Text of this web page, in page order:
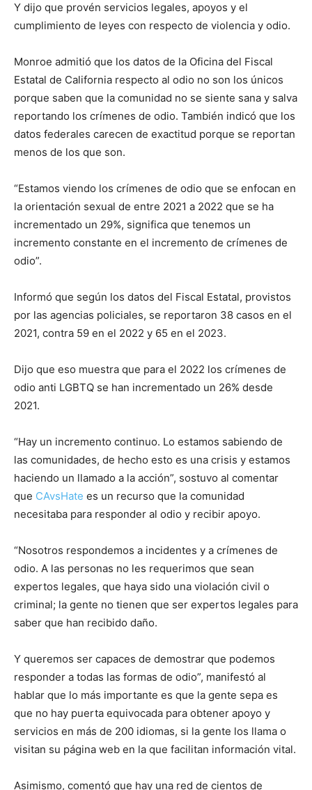
Y dijo que provén servicios legales, apoyos y el
cumplimiento de leyes con respecto de violencia y odio.
Monroe admitió que los datos de la Oficina del Fiscal
Estatal de California respecto al odio no son los únicos
porque saben que la comunidad no se siente sana y salva
reportando los crímenes de odio. También indicó que los
datos federales carecen de exactitud porque se reportan
menos de los que son.
“Estamos viendo los crímenes de odio que se enfocan en
la orientación sexual de entre 2021 a 2022 que se ha
incrementado un 29%, significa que tenemos un
incremento constante en el incremento de crímenes de
odio”.
Informó que según los datos del Fiscal Estatal, provistos
por las agencias policiales, se reportaron 38 casos en el
2021, contra 59 en el 2022 y 65 en el 2023.
Dijo que eso muestra que para el 2022 los crímenes de
odio anti LGBTQ se han incrementado un 26% desde
2021.
“Hay un incremento continuo. Lo estamos sabiendo de
las comunidades, de hecho esto es una crisis y estamos
haciendo un llamado a la acción”, sostuvo al comentar
que CAvsHate es un recurso que la comunidad
necesitaba para responder al odio y recibir apoyo.
“Nosotros respondemos a incidentes y a crímenes de
odio. A las personas no les requerimos que sean
expertos legales, que haya sido una violación civil o
criminal; la gente no tienen que ser expertos legales para
saber que han recibido daño.
Y queremos ser capaces de demostrar que podemos
responder a todas las formas de odio”, manifestó al
hablar que lo más importante es que la gente sepa es
que no hay puerta equivocada para obtener apoyo y
servicios en más de 200 idiomas, si la gente los llama o
visitan su página web en la que facilitan información vital.
Asimismo, comentó que hay una red de cientos de